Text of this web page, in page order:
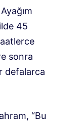
45
sonra
defalarca
“Bu